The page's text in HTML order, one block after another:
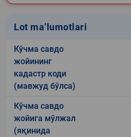
Lot ma’lumotlari
Кўчма савдо
жойининг
кадастр коди
(мавжуд бўлса)
Кўчма савдо
жойига мўлжал
(яқинида